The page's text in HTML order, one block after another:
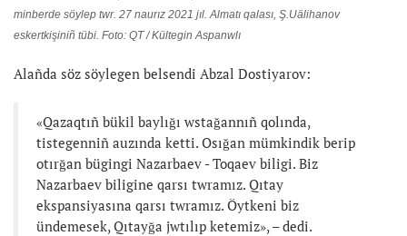
minberde söylep twr. 27 naurız 2021 jıl. Almatı qalası, Ş.Uälihanov
eskertkişiniñ tübi. Foto: QT / Kültegin Aspanwlı
Alañda söz söylegen belsendi Abzal Dostiyarov:
«Qazaqtıñ bükil baylığı wstağannıñ qolında,
tistegenniñ auzında ketti. Osığan mümkindik berip
otırğan bügingi Nazarbaev - Toqaev biligi. Biz
Nazarbaev biligine qarsı twramız. Qıtay
ekspansiyasına qarsı twramız. Öytkeni biz
ündemesek, Qıtayğa jwtılıp ketemiz», – dedi.